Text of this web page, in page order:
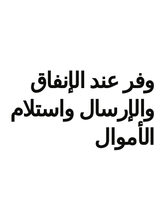
وفر عند الإنفاق
والإرسال واستلام
الأموال